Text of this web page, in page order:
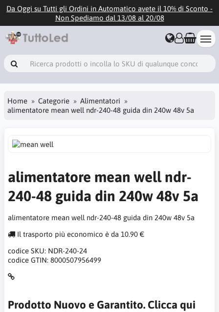
Da Oggi su Tutti gli Ordini in Automatico avete il 10% di Sconto -
Non Spediamo dal 13/08 al 20/08
Home Categorie
Alimentatori
alimentatore mean well ndr-240-48 guida din 240w 48v 5a
alimentatore mean well ndr-
240-48 guida din 240w 48v 5a
alimentatore mean well ndr-240-48 guida din 240w 48v 5a
Il trasporto più economico è da 10.90 €
codice SKU: NDR-240-24
codice GTIN: 8000507956499
Prodotto Nuovo e Garantito. Clicca qui